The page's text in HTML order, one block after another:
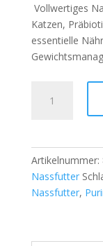
Vollwertiges
Katzen,
essentielle
Maintenance
Sterilised
Thunfisch
Artikelnummer:
Nassfutter
Nassfutter,